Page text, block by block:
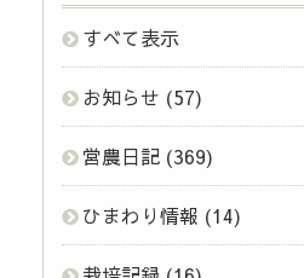
すべて表示
お知らせ (57)
営農日記(369)
ひまわり情報 (14)